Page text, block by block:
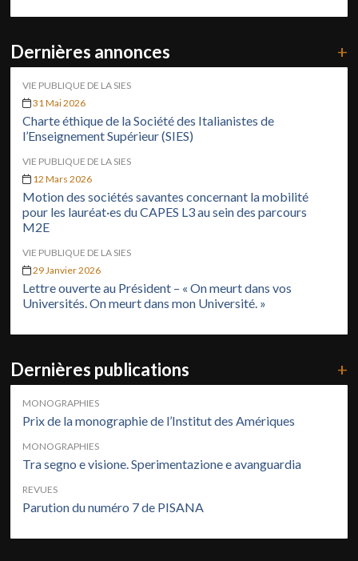
Dernières annonces +
VIE PUBLIQUE DE LA SIES
31 Mai 2026
Charte éthique de la Société des Italianistes de
l’Enseignement Supérieur (SIES)
VIE PUBLIQUE DE LA SIES
12 Mars 2026
Motion des sociétés savantes concernant la mobilité
pour les lauréat·es du CAPES L3 au sein des parcours
M2E
VIE PUBLIQUE DE LA SIES
29 Janvier 2026
Lettre ouverte au Président – « On meurt dans vos
Universités. On meurt dans mon Université. »
Dernières publications +
MONOGRAPHIES
Prix de la monographie de l’Institut des Amériques
MONOGRAPHIES
Tra segno e visione. Sperimentazione e avanguardia
REVUES
Parution du numéro 7 de PISANA